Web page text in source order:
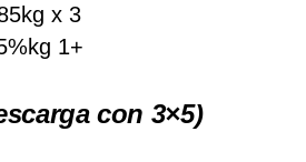
x 3
1+
con 3×5)